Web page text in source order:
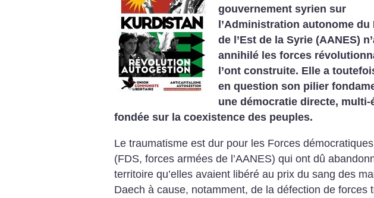
gouvernement syrien sur
l’Administration autonome du
de l’Est de la Syrie (AANES)
annihilé les ­forces
l’ont construite. Elle a
en question son pilier
une démocratie directe, multi-
fondée sur la coexistence des peuples.
Le traumatisme est dur pour les Forces
(FDS, forces armées de l’AANES) qui ont dû
territoire qu’elles avaient libéré au prix du sang des
Daech à cause, notamment, de la défection de forces